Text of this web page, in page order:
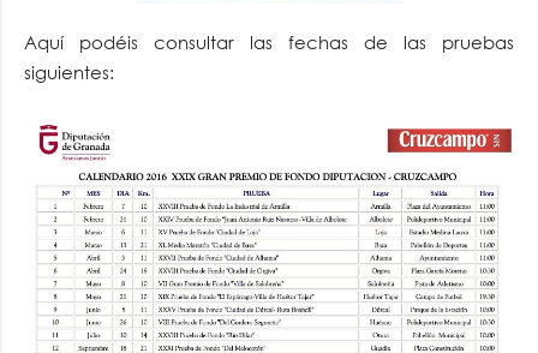
Aquí podéis consultar las fechas de las pruebas
siguientes: